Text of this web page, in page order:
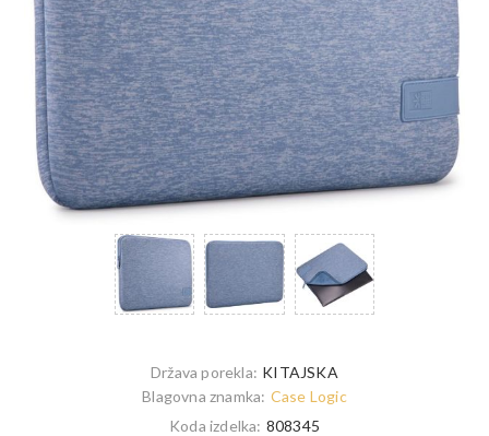
Država porekla: KITAJSKA
Blagovna znamka: Case Logic
Koda izdelka: 808345